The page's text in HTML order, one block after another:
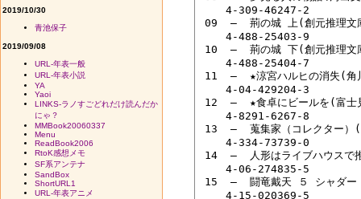
4-309-46247-2
09  ―  荊の城 上(創元推理文
4-488-25403-9
10  ―  荊の城 下(創元推理文
4-488-25404-7
11  ―  ★涼宮ハルヒの消失(角
4-04-429204-3
12  ―  ★食卓にビールを(富士
4-8291-6267-8
13  ―  蒐集家（コレクター）(
4-334-73739-0
14  ―  人形はライブハウスで
4-06-274835-5
15  ―  闘竜戴天 ５ シャダー・
2019/10/30
青池保子
2019/09/08
URL-年表一般
URL-年表小説
YA
Yaoi
LINKS-ラノすごどれだけ読んだか
にゃ？
MMBook20060337
Menu
ReadBook2006
RtoK感想メモ
SF系アンテナ
SandBox
ShortURL1
URL-年表アニメ